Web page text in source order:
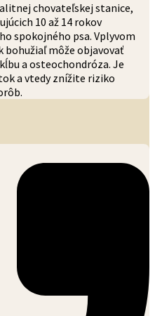
chovateľskej stanice,
10 až 14 rokov
spokojného psa. Vplyvom
bohužiaľ môže objavovať
a osteochondróza. Je
a vtedy znížite riziko